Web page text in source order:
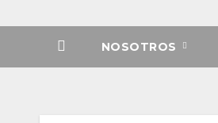
NOSOTROS